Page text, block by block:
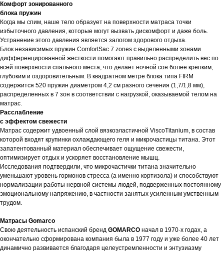
Комфорт зонированного
блока пружин
Когда мы спим, наше тело образует на поверхности матраса точки
избыточного давления, которые могут вызвать дискомфорт и даже боль.
Устранение этого давления является залогом здорового отдыха.
Блок независимых пружин ComfortSac 7 zones с выделенными зонами
дифференцированной жесткости помогают правильно распределить вес по
всей поверхности спального места, что делает ночной сон более крепким,
глубоким и оздоровительным. В квадратном метре блока типа FIRM
содержится 520 пружин диаметром 4,2 см разного сечения (1,7/1,8 мм),
распределенных в 7 зон в соответствии с нагрузкой, оказываемой телом на
матрас.
Расслабление
с эффектом свежести
Матрас содержит удвоенный слой вязкоэластичной ViscoTitanium, в состав
которой входят крупинки охлаждающего геля и микрочастицы титана. Этот
запатентованный материал обеспечивает ощущение свежести,
оптимизирует отдых и ускоряет восстановление мышц.
Исследования подтвердили, что микрочастички титана значительно
уменьшают уровень гормонов стресса (а именно кортизола) и способствуют
нормализации работы нервной системы людей, подверженных постоянному
эмоциональному напряжению, в частности занятых усиленным умственным
трудом.
Матрасы Gomarco
Свою деятельность испанский бренд GOMARCO начал в 1970-х годах, а
окончательно сформирована компания была в 1977 году и уже более 40 лет
динамично развивается благодаря целеустремленности и энтузиазму